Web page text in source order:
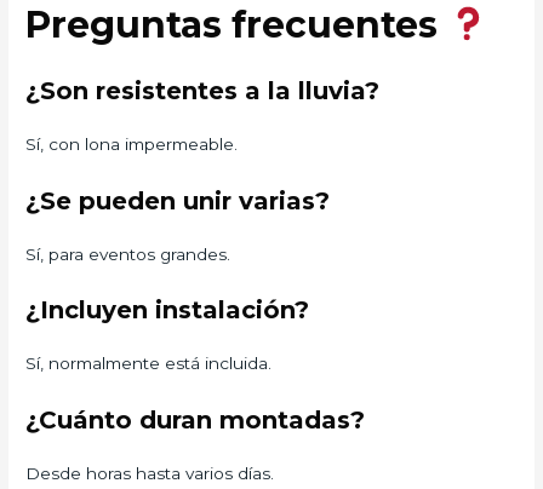
Preguntas frecuentes
¿Son resistentes a la lluvia?
Sí, con lona impermeable.
¿Se pueden unir varias?
Sí, para eventos grandes.
¿Incluyen instalación?
Sí, normalmente está incluida.
¿Cuánto duran montadas?
Desde horas hasta varios días.